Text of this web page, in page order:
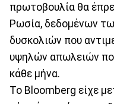
πρωτοβουλία θα
Ρωσία, δεδομένων
δυσκολιών που
υψηλών απωλειών
κάθε μήνα.
Το Bloomberg είχε